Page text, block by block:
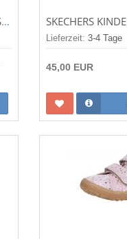
SUPERFIT KINDER HALBSCHUH/SNEAKER DASH WEISS/ROSA (WEISS) 1-009560-1000
Lieferzeit: 3-4 Tage
45,00 EUR